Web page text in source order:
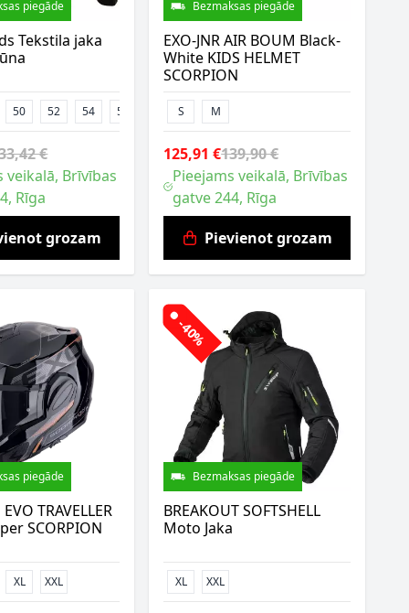
piegāde
Tekstila jaka
50 52 54 58
€
veikalā, Brīvības
Rīga
grozam
Bezmaksas piegāde
EXO-JNR AIR BOUM Black-
White KIDS HELMET
SCORPION
S M
125,91 €139,90 €
Pieejams veikalā, Brīvības
gatve 244, Rīga
Pievienot grozam
piegāde
TRAVELLER
SCORPION
XL XXL
-40%
Bezmaksas piegāde
BREAKOUT SOFTSHELL
Moto Jaka
XL XXL